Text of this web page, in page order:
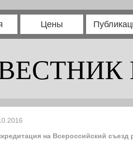
Цены
на Всероссийский